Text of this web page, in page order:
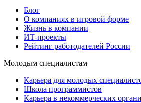
Блог
О компаниях в игровой форме
Жизнь в компании
ИТ-проекты
Рейтинг работодателей России
Молодым специалистам
Карьера для молодых
Школа программистов
Карьера в некоммерческих